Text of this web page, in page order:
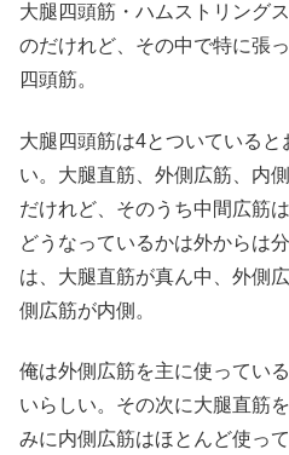
大腿四頭筋・ハムストリング
のだけれど、その中で特に張
四頭筋。
大腿四頭筋は4とついていると
い。大腿直筋、外側広筋、内
だけれど、そのうち中間広筋
どうなっているかは外からは
は、大腿直筋が真ん中、外側
側広筋が内側。
俺は外側広筋を主に使ってい
いらしい。その次に大腿直筋
みに内側広筋はほとんど使っ